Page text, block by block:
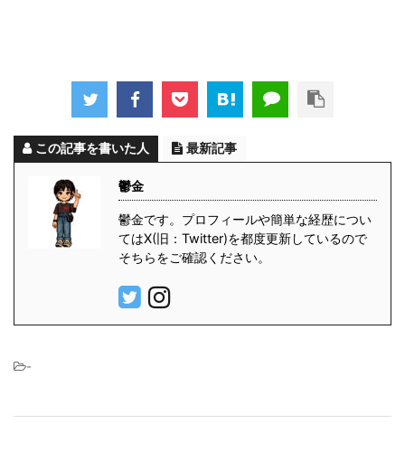
この記事を書いた人 最新記事
鬱金
鬱金です。プロフィールや簡単な経歴につい
てはX(旧：Twitter)を都度更新しているので
そちらをご確認ください。
-